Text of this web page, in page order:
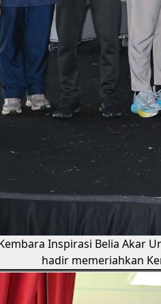
Inspirasi Belia Akar
hadir memeriahkan